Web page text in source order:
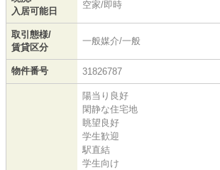
入居可能日
空家/即時
取引態様/
賃貸区分
一般媒介/一般
物件番号 31826787
陽当り良好
閑静な住宅地
眺望良好
学生歓迎
駅直結
学生向け